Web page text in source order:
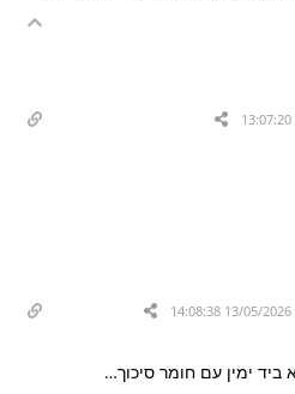
ימין עם חומר סיכוך…